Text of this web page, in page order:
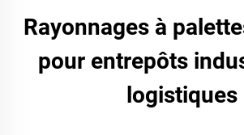
Rayonnages à
pour entrepôts
logistiques